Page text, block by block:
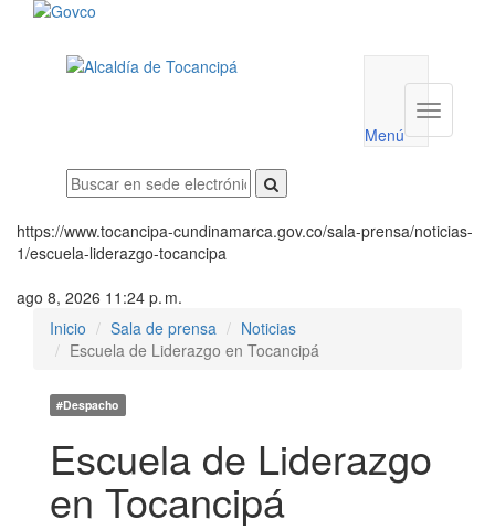
utilidades
Menú
Menú
https://www.tocancipa-cundinamarca.gov.co/sala-prensa/noticias-
1/escuela-liderazgo-tocancipa
ago 8, 2026 11:24 p. m.
Inicio
Sala de prensa
Noticias
Escuela de Liderazgo en Tocancipá
#Despacho
Escuela de Liderazgo
en Tocancipá